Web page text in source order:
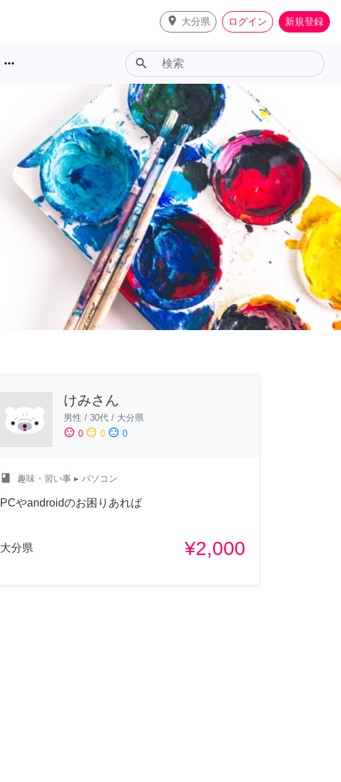
place 大分県 ログイン 新規登録
more_horiz search
けみさん
男性 / 30代/ 大分県
sentiment_satisfied 0 sentiment_neutral 0 sentiment_dissatisfied 0
class 趣味・習い事▸ パソコン
PCやandroidのお困りあれば
大分県 ¥2,000